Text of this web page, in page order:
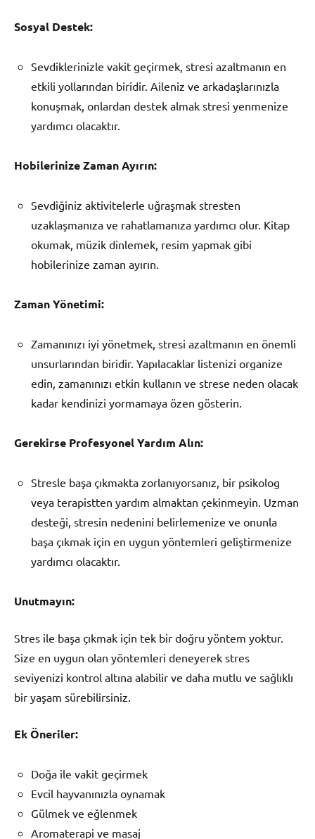
Sosyal Destek:
Sevdiklerinizle vakit geçirmek, stresi azaltmanın en
etkili yollarından biridir. Aileniz ve arkadaşlarınızla
konuşmak, onlardan destek almak stresi yenmenize
yardımcı olacaktır.
Hobilerinize Zaman Ayırın:
Sevdiğiniz aktivitelerle uğraşmak stresten
uzaklaşmanıza ve rahatlamanıza yardımcı olur. Kitap
okumak, müzik dinlemek, resim yapmak gibi
hobilerinize zaman ayırın.
Zaman Yönetimi:
Zamanınızı iyi yönetmek, stresi azaltmanın en önemli
unsurlarından biridir. Yapılacaklar listenizi organize
edin, zamanınızı etkin kullanın ve strese neden olacak
kadar kendinizi yormamaya özen gösterin.
Gerekirse Profesyonel Yardım Alın:
Stresle başa çıkmakta zorlanıyorsanız, bir psikolog
veya terapistten yardım almaktan çekinmeyin. Uzman
desteği, stresin nedenini belirlemenize ve onunla
başa çıkmak için en uygun yöntemleri geliştirmenize
yardımcı olacaktır.
Unutmayın:
Stres ile başa çıkmak için tek bir doğru yöntem yoktur.
Size en uygun olan yöntemleri deneyerek stres
seviyenizi kontrol altına alabilir ve daha mutlu ve sağlıklı
bir yaşam sürebilirsiniz.
Ek Öneriler:
Doğa ile vakit geçirmek
Evcil hayvanınızla oynamak
Gülmek ve eğlenmek
Aromaterapi ve masaj